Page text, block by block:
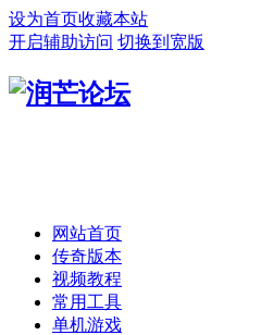
设为首页收藏本站
开启辅助访问 切换到宽版
网站首页
传奇版本
视频教程
常用工具
单机游戏